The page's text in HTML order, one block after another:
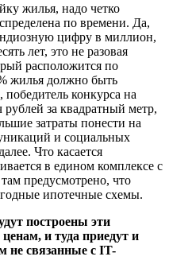
жилья, надо четко
по времени. Да,
цифру в миллион,
лет, это не разовая
расположится по
жилья должно быть
победитель конкурса на
рублей за квадратный метр,
затраты понести на
и социальных
Что касается
в едином комплексе с
предусмотрено, что
ипотечные схемы.
построены эти
и туда приедут и
не связанные с IT-